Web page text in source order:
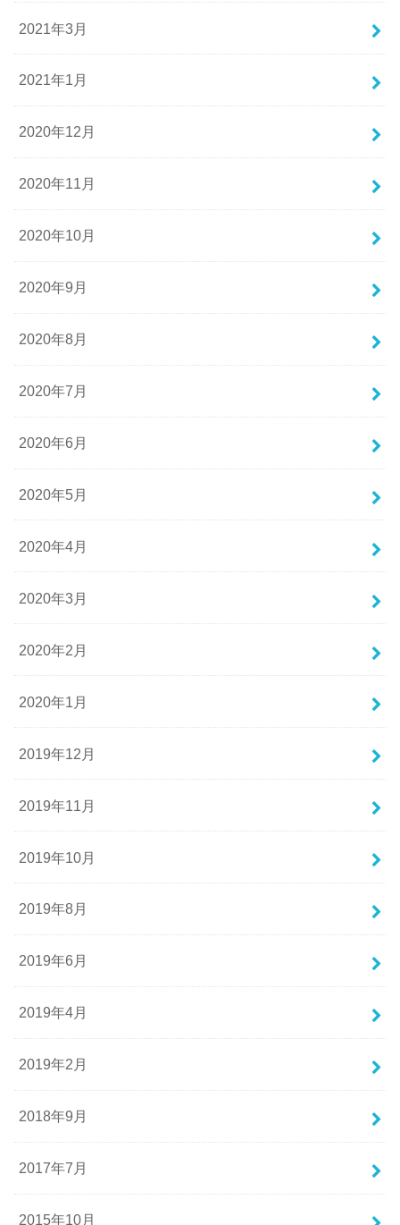
2021年3月
2021年1月
2020年12月
2020年11月
2020年10月
2020年9月
2020年8月
2020年7月
2020年6月
2020年5月
2020年4月
2020年3月
2020年2月
2020年1月
2019年12月
2019年11月
2019年10月
2019年8月
2019年6月
2019年4月
2019年2月
2018年9月
2017年7月
2015年10月